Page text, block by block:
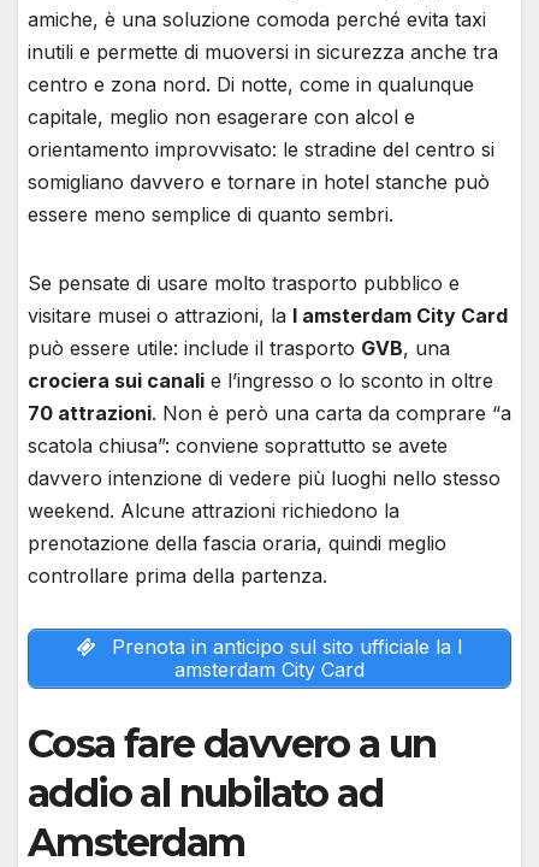
amiche, è una soluzione comoda perché evita taxi
inutili e permette di muoversi in sicurezza anche tra
centro e zona nord. Di notte, come in qualunque
capitale, meglio non esagerare con alcol e
orientamento improvvisato: le stradine del centro si
somigliano davvero e tornare in hotel stanche può
essere meno semplice di quanto sembri.
Se pensate di usare molto trasporto pubblico e
visitare musei o attrazioni, la I amsterdam City Card
può essere utile: include il trasporto GVB, una
crociera sui canali e l’ingresso o lo sconto in oltre
70 attrazioni. Non è però una carta da comprare “a
scatola chiusa”: conviene soprattutto se avete
davvero intenzione di vedere più luoghi nello stesso
weekend. Alcune attrazioni richiedono la
prenotazione della fascia oraria, quindi meglio
controllare prima della partenza.
Prenota in anticipo sul sito ufficiale la I
amsterdam City Card
Cosa fare davvero a un
addio al nubilato ad
Amsterdam